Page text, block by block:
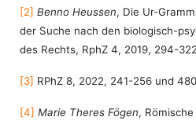
[2] Benno Heussen, Die Ur-
der Suche nach den biologisch-
des Rechts, RphZ 4, 2019, 294-
[3] RPhZ 8, 2022, 241-256 und
[4] Marie Theres Fögen,